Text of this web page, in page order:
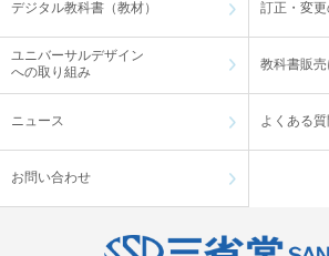
【授業レポートプラス】中学校英語；「『クラウン
の使用方法の一例」を公開いたしました。
現」を掲載しました。
2021年4月23日 中学校 英語
デジタル教科書（教材） 訂正・変
ユニバーサルデザイン
への取り組み
教科書販
ニュース よくある質
お問い合わせ